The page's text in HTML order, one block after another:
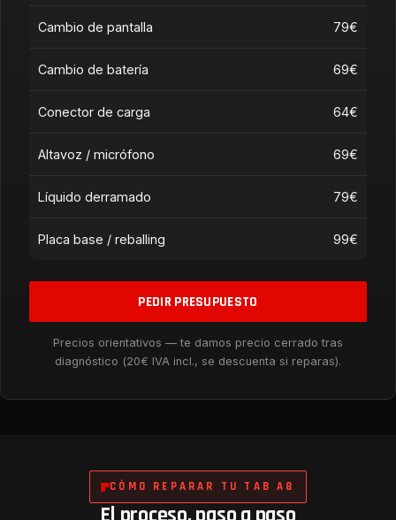
Cambio de pantalla 79€
Cambio de batería 69€
Conector de carga 64€
Altavoz / micrófono 69€
Líquido derramado 79€
Placa base / reballing 99€
PEDIR PRESUPUESTO
Precios orientativos — te damos precio cerrado tras
diagnóstico (20€ IVA incl., se descuenta si reparas).
CÓMO REPARAR TU TAB A8